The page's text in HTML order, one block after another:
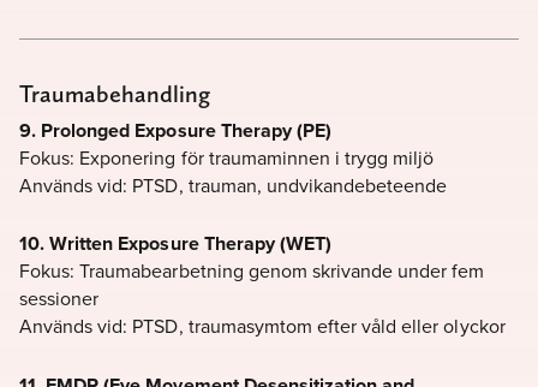
Traumabehandling
9. Prolonged Exposure Therapy (PE)
Fokus: Exponering för traumaminnen i trygg miljö
Används vid: PTSD, trauman, undvikandebeteende
10. Written Exposure Therapy (WET)
Fokus: Traumabearbetning genom skrivande under fem
sessioner
Används vid: PTSD, traumasymtom efter våld eller olyckor